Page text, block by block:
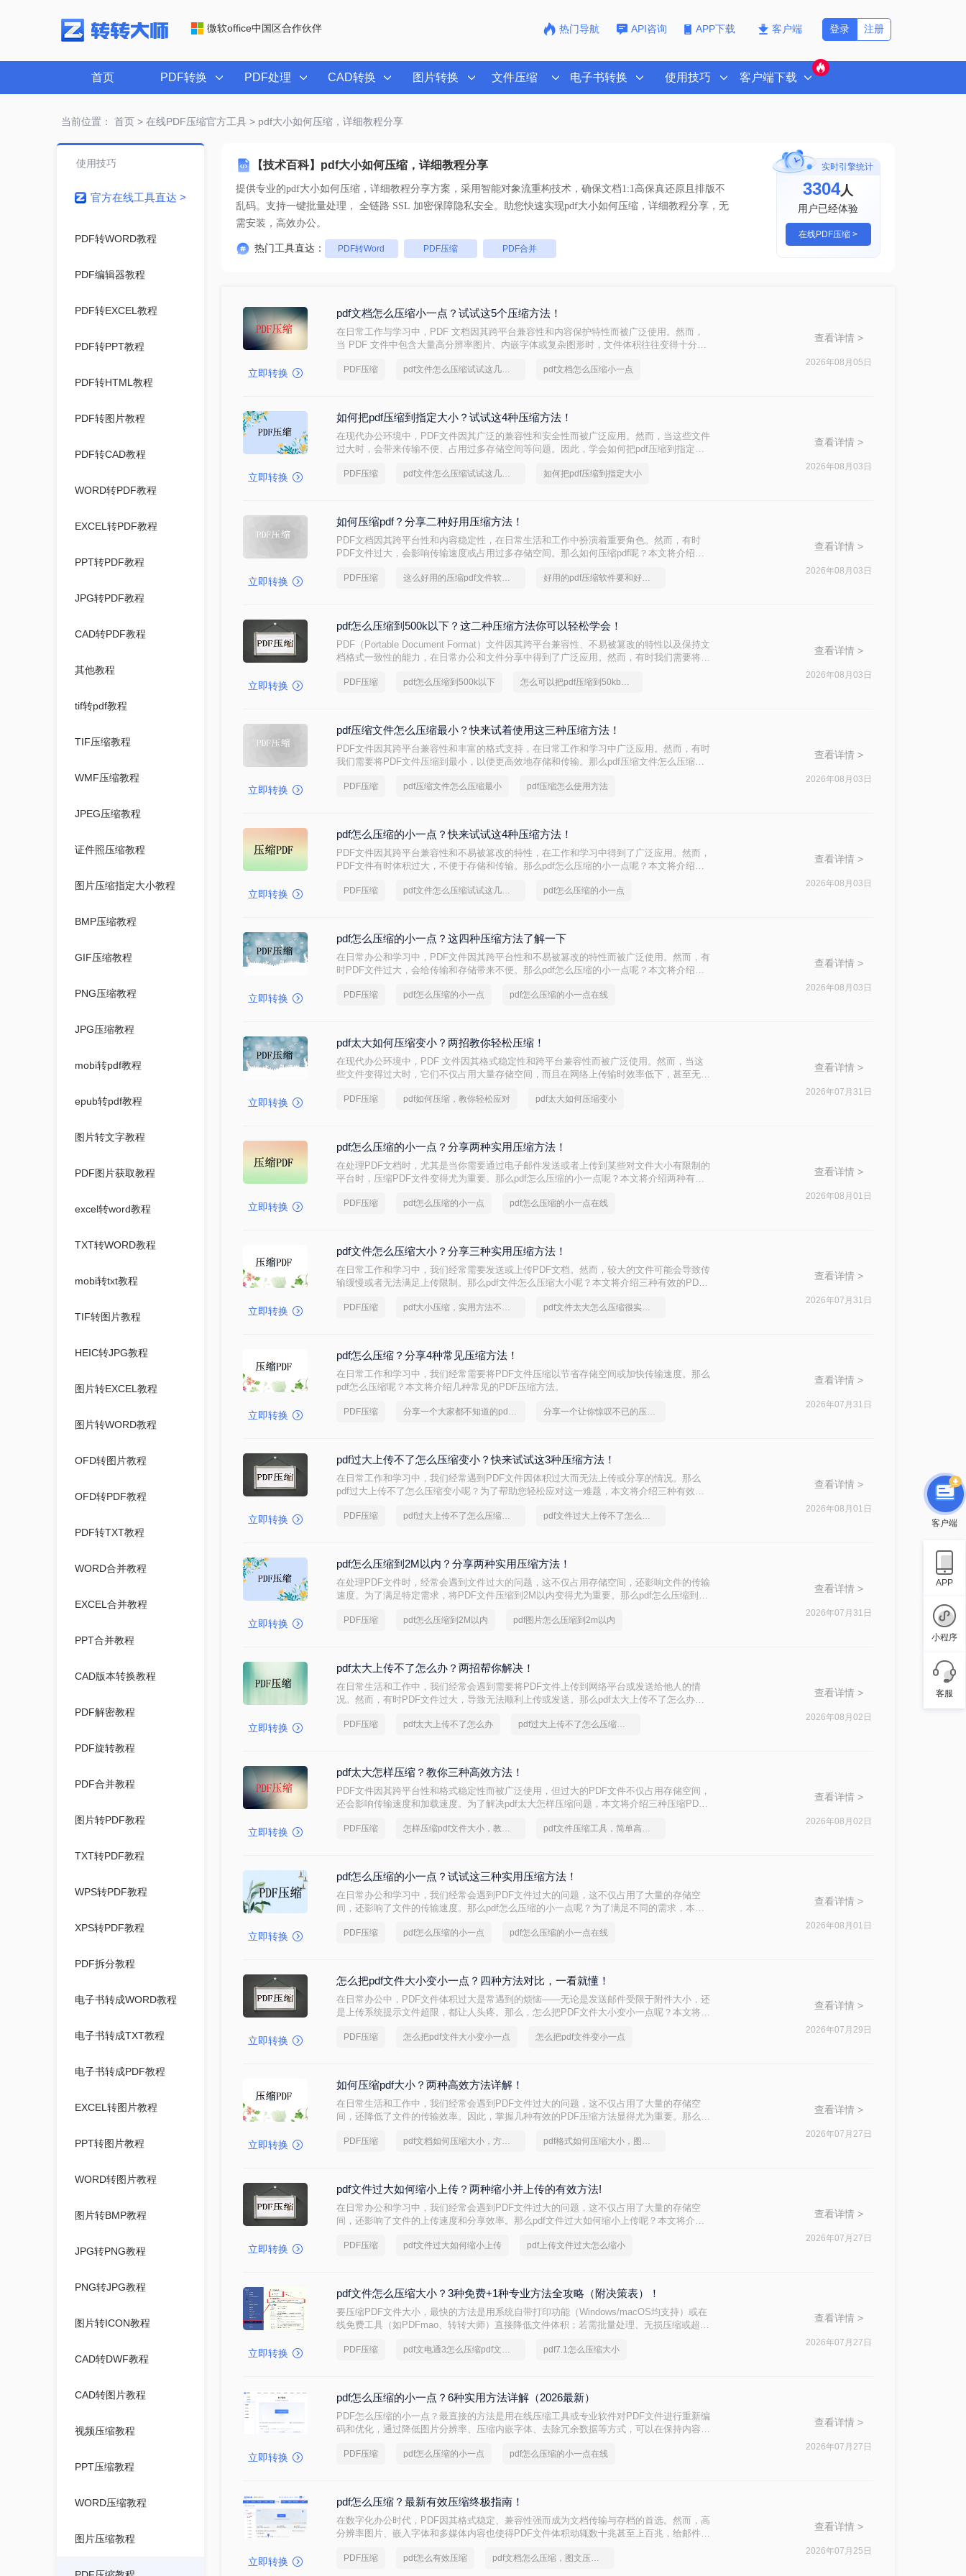
微软office中国区合作伙伴 热门导航 API咨询 APP下载 客户端 注册
登录
首页 PDF转换 PDF处理 CAD转换 图片转换 文件压缩 电子书转换 使用技巧 客户端下载
当前位置： 首页> 在线PDF压缩官方工具> pdf大小如何压缩，详细教程分享
【技术百科】pdf大小如何压缩，详细教程分享
提供专业的pdf大小如何压缩，详细教程分享方案，采用智能对象流重构技术，确保文档1:1高保真还原且排版不
乱码。支持一键批量处理， 全链路 SSL 加密保障隐私安全。助您快速实现pdf大小如何压缩，详细教程分享，无
需安装，高效办公。
热门工具直达： PDF转Word PDF压缩 PDF合并
实时引擎统计
3308人
用户已经体验
在线PDF压缩 >
使用技巧
官方在线工具直达 >
PDF转WORD教程
PDF编辑器教程
PDF转EXCEL教程
PDF转PPT教程
PDF转HTML教程
PDF转图片教程
PDF转CAD教程
WORD转PDF教程
EXCEL转PDF教程
PPT转PDF教程
JPG转PDF教程
CAD转PDF教程
其他教程
tif转pdf教程
TIF压缩教程
WMF压缩教程
JPEG压缩教程
证件照压缩教程
图片压缩指定大小教程
BMP压缩教程
GIF压缩教程
PNG压缩教程
JPG压缩教程
mobi转pdf教程
epub转pdf教程
图片转文字教程
PDF图片获取教程
excel转word教程
TXT转WORD教程
mobi转txt教程
TIF转图片教程
HEIC转JPG教程
图片转EXCEL教程
图片转WORD教程
OFD转图片教程
OFD转PDF教程
PDF转TXT教程
WORD合并教程
EXCEL合并教程
PPT合并教程
CAD版本转换教程
PDF解密教程
PDF旋转教程
PDF合并教程
图片转PDF教程
TXT转PDF教程
WPS转PDF教程
XPS转PDF教程
PDF拆分教程
电子书转成WORD教程
电子书转成TXT教程
电子书转成PDF教程
EXCEL转图片教程
PPT转图片教程
WORD转图片教程
图片转BMP教程
JPG转PNG教程
PNG转JPG教程
图片转ICON教程
CAD转DWF教程
CAD转图片教程
视频压缩教程
PPT压缩教程
WORD压缩教程
图片压缩教程
立即转换
pdf文档怎么压缩小一点？试试这5个压缩方法！
在日常工作与学习中，PDF 文档因其跨平台兼容性和内容保护特性而被广泛使用。然而，
当 PDF 文件中包含大量高分辨率图片、内嵌字体或复杂图形时，文件体积往往变得十分庞
PDF 文档怎么压缩小一点呢？本文从压缩效果、操作难度、处理速度、隐私安全四个维
PDF压缩 pdf文件怎么压缩试试这几个方法 pdf文档怎么压缩小一点
查看详情 >
2026年08月05日
立即转换
如何把pdf压缩到指定大小？试试这4种压缩方法！
在现代办公环境中，PDF文件因其广泛的兼容性和安全性而被广泛应用。然而，当这些文件
过大时，会带来传输不便、占用过多存储空间等问题。因此，学会如何把pdf压缩到指定大
PDF压缩 pdf文件怎么压缩试试这几个方法 如何把pdf压缩到指定大小
查看详情 >
2026年08月03日
立即转换
如何压缩pdf？分享二种好用压缩方法！
PDF文档因其跨平台性和内容稳定性，在日常生活和工作中扮演着重要角色。然而，有时
PDF文件过大，会影响传输速度或占用过多存储空间。那么如何压缩pdf呢？本文将介绍两
PDF压缩 这么好用的压缩pdf文件软件，我一定要分享 好用的pdf压缩软件要和好朋友分享
查看详情 >
2026年08月03日
立即转换
pdf怎么压缩到500k以下？这二种压缩方法你可以轻松学会！
PDF（Portable Document Format）文件因其跨平台兼容性、不易被篡改的特性以及保持文
档格式一致性的能力，在日常办公和文件分享中得到了广泛应用。然而，有时我们需要将
本文将介绍两种将PDF文件压缩到500K以下的方法。
PDF压缩 pdf怎么压缩到500k以下 怎么可以把pdf压缩到50kb以下
查看详情 >
2026年08月03日
立即转换
pdf压缩文件怎么压缩最小？快来试着使用这三种压缩方法！
PDF文件因其跨平台兼容性和丰富的格式支持，在日常工作和学习中广泛应用。然而，有时
我们需要将PDF文件压缩到最小，以便更高效地存储和传输。那么pdf压缩文件怎么压缩最
PDF压缩 pdf压缩文件怎么压缩最小 pdf压缩怎么使用方法
查看详情 >
2026年08月03日
立即转换
pdf怎么压缩的小一点？快来试试这4种压缩方法！
PDF文件因其跨平台兼容性和不易被篡改的特性，在工作和学习中得到了广泛应用。然而，
PDF文件有时体积过大，不便于存储和传输。那么pdf怎么压缩的小一点呢？本文将介绍四
PDF压缩 pdf文件怎么压缩试试这几个方法 pdf怎么压缩的小一点
查看详情 >
2026年08月03日
立即转换
pdf怎么压缩的小一点？这四种压缩方法了解一下
在日常办公和学习中，PDF文件因其跨平台性和不易被篡改的特性而被广泛使用。然而，有
时PDF文件过大，会给传输和存储带来不便。那么pdf怎么压缩的小一点呢？本文将介绍四
PDF压缩 pdf怎么压缩的小一点 pdf怎么压缩的小一点在线
查看详情 >
2026年08月03日
立即转换
pdf太大如何压缩变小？两招教你轻松压缩！
在现代办公环境中，PDF 文件因其格式稳定性和跨平台兼容性而被广泛使用。然而，当这
些文件变得过大时，它们不仅占用大量存储空间，而且在网络上传输时效率低下，甚至无法
方法来解决这个问题，帮助您轻松完成 PDF 文件的压缩。
PDF压缩 pdf如何压缩，教你轻松应对 pdf太大如何压缩变小
查看详情 >
2026年07月31日
立即转换
pdf怎么压缩的小一点？分享两种实用压缩方法！
在处理PDF文档时，尤其是当你需要通过电子邮件发送或者上传到某些对文件大小有限制的
平台时，压缩PDF文件变得尤为重要。那么pdf怎么压缩的小一点呢？本文将介绍两种有效
PDF压缩 pdf怎么压缩的小一点 pdf怎么压缩的小一点在线
查看详情 >
2026年08月01日
立即转换
pdf文件怎么压缩大小？分享三种实用压缩方法！
在日常工作和学习中，我们经常需要发送或上传PDF文档。然而，较大的文件可能会导致传
输缓慢或者无法满足上传限制。那么pdf文件怎么压缩大小呢？本文将介绍三种有效的PDF
PDF压缩 pdf大小压缩，实用方法不要错过 pdf文件太大怎么压缩很实用的方法
查看详情 >
2026年07月31日
立即转换
pdf怎么压缩？分享4种常见压缩方法！
在日常工作和学习中，我们经常需要将PDF文件压缩以节省存储空间或加快传输速度。那么
pdf怎么压缩呢？本文将介绍几种常见的PDF压缩方法。
PDF压缩 分享一个大家都不知道的pdf文件压缩方法 分享一个让你惊叹不已的压缩pdf文件方法
查看详情 >
2026年07月31日
立即转换
pdf过大上传不了怎么压缩变小？快来试试这3种压缩方法！
在日常工作和学习中，我们经常遇到PDF文件因体积过大而无法上传或分享的情况。那么
pdf过大上传不了怎么压缩变小呢？为了帮助您轻松应对这一难题，本文将介绍三种有效的
PDF压缩 pdf过大上传不了怎么压缩变小 pdf文件过大上传不了怎么压缩变小
查看详情 >
2026年08月01日
立即转换
pdf怎么压缩到2M以内？分享两种实用压缩方法！
在处理PDF文件时，经常会遇到文件过大的问题，这不仅占用存储空间，还影响文件的传输
速度。为了满足特定需求，将PDF文件压缩到2M以内变得尤为重要。那么pdf怎么压缩到
PDF压缩 pdf怎么压缩到2M以内 pdf图片怎么压缩到2m以内
查看详情 >
2026年07月31日
立即转换
pdf太大上传不了怎么办？两招帮你解决！
在日常生活和工作中，我们经常会遇到需要将PDF文件上传到网络平台或发送给他人的情
况。然而，有时PDF文件过大，导致无法顺利上传或发送。那么pdf太大上传不了怎么办
PDF压缩 pdf太大上传不了怎么办 pdf过大上传不了怎么压缩变小
查看详情 >
2026年08月02日
立即转换
pdf太大怎样压缩？教你三种高效方法！
PDF文件因其跨平台性和格式稳定性而被广泛使用，但过大的PDF文件不仅占用存储空间，
还会影响传输速度和加载速度。为了解决pdf太大怎样压缩问题，本文将介绍三种压缩PDF
PDF压缩 怎样压缩pdf文件大小，教你几个方法 pdf文件压缩工具，简单高效的压缩方法
查看详情 >
2026年08月02日
立即转换
pdf怎么压缩的小一点？试试这三种实用压缩方法！
在日常办公和学习中，我们经常会遇到PDF文件过大的问题，这不仅占用了大量的存储空
间，还影响了文件的传输速度。那么pdf怎么压缩的小一点呢？为了满足不同的需求，本文
PDF压缩 pdf怎么压缩的小一点 pdf怎么压缩的小一点在线
查看详情 >
2026年08月01日
立即转换
怎么把pdf文件大小变小一点？四种方法对比，一看就懂！
在日常办公中，PDF文件体积过大是常遇到的烦恼——无论是发送邮件受限于附件大小，还
是上传系统提示文件超限，都让人头疼。那么，怎么把PDF文件大小变小一点呢？本文将先
需求快速选择最合适的方法。
PDF压缩 怎么把pdf文件大小变小一点 怎么把pdf文件变小一点
查看详情 >
2026年07月29日
立即转换
如何压缩pdf大小？两种高效方法详解！
在日常生活和工作中，我们经常会遇到PDF文件过大的问题，这不仅占用了大量的存储空
间，还降低了文件的传输效率。因此，掌握几种有效的PDF压缩方法显得尤为重要。那么如
PDF压缩 pdf文档如何压缩大小，方法详解 pdf格式如何压缩大小，图文详解
查看详情 >
2026年07月27日
立即转换
pdf文件过大如何缩小上传？两种缩小并上传的有效方法!
在日常办公和学习中，我们经常会遇到PDF文件过大的问题，这不仅占用了大量的存储空
间，还影响了文件的上传速度和分享效率。那么pdf文件过大如何缩小上传呢？本文将介绍
PDF压缩 pdf文件过大如何缩小上传 pdf上传文件过大怎么缩小
查看详情 >
2026年07月27日
立即转换
pdf文件怎么压缩大小？3种免费+1种专业方法全攻略（附决策表）！
要压缩PDF文件大小，最快的方法是用系统自带打印功能（Windows/macOS均支持）或在
线免费工具（如PDFmao、转转大师）直接降低文件体积；若需批量处理、无损压缩或超过
采样，且完全本地处理，安全无广告。下面用一张决策表帮你3秒定位自己的需求，然后逐
PDF压缩 pdf文电通3怎么压缩pdf文档大小 pdf7.1怎么压缩大小
查看详情 >
2026年07月27日
立即转换
pdf怎么压缩的小一点？6种实用方法详解（2026最新）
PDF怎么压缩的小一点？最直接的方法是用在线压缩工具或专业软件对PDF文件进行重新编
码和优化，通过降低图片分辨率、压缩内嵌字体、去除冗余数据等方式，可以在保持内容可
PDF压缩 pdf怎么压缩的小一点 pdf怎么压缩的小一点在线
查看详情 >
2026年07月27日
立即转换
pdf怎么压缩？最新有效压缩终极指南！
在数字化办公时代，PDF因其格式稳定、兼容性强而成为文档传输与存档的首选。然而，高
分辨率图片、嵌入字体和多媒体内容也使得PDF文件体积动辄数十兆甚至上百兆，给邮件发
为一个普遍需求。那么pdf怎么压缩呢？
PDF压缩 pdf怎么有效压缩 pdf文档怎么压缩，图文压缩指南
查看详情 >
2026年07月25日
客户端
APP
小程序
客服